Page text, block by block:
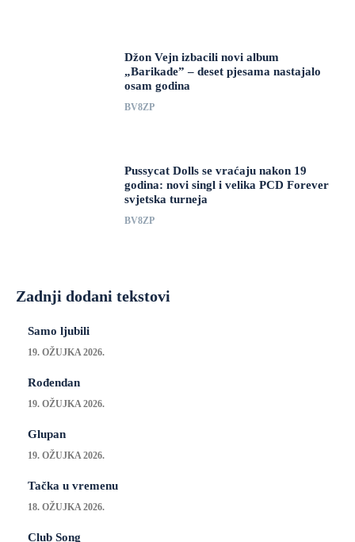
Džon Vejn izbacili novi album
„Barikade” – deset pjesama nastajalo
osam godina
BV8ZP
Pussycat Dolls se vraćaju nakon 19
godina: novi singl i velika PCD Forever
svjetska turneja
BV8ZP
Zadnji dodani tekstovi
Samo ljubili
19. OŽUJKA 2026.
Rođendan
19. OŽUJKA 2026.
Glupan
19. OŽUJKA 2026.
Tačka u vremenu
18. OŽUJKA 2026.
Club Song